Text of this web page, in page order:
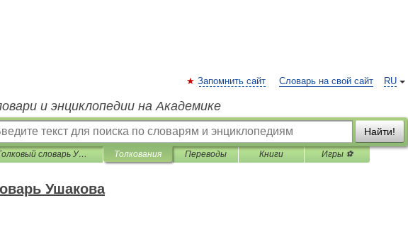
RU
Запомнить сайт Словарь на свой сайт
и энциклопедии на Академике
Найти!
Толковый словарь Ушакова Толкования Переводы Книги Игры ⚽
Ушакова